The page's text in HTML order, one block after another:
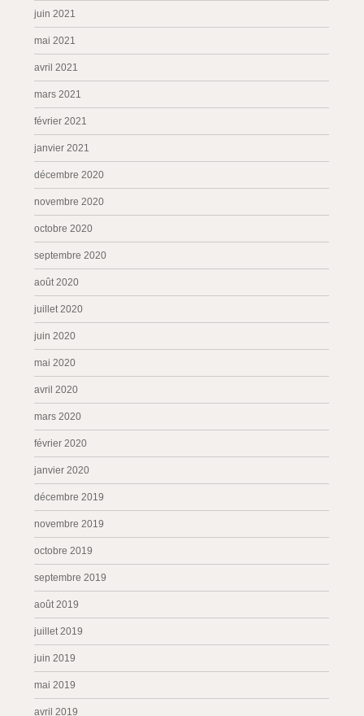
juin 2021
mai 2021
avril 2021
mars 2021
février 2021
janvier 2021
décembre 2020
novembre 2020
octobre 2020
septembre 2020
août 2020
juillet 2020
juin 2020
mai 2020
avril 2020
mars 2020
février 2020
janvier 2020
décembre 2019
novembre 2019
octobre 2019
septembre 2019
août 2019
juillet 2019
juin 2019
mai 2019
avril 2019